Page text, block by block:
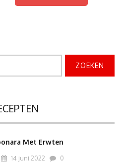
Met Erwten
14 juni 2022 0